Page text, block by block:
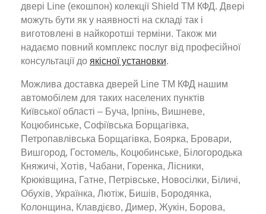
двері Line (екошпон) колекції Shield ТМ КФД. Двері
можуть бути як у наявності на складі так і
виготовлені в найкоротші терміни. Також ми
надаємо повний комплекс послуг від професійної
консультації до якісної установки.
Можлива доставка дверей Line ТМ КФД нашим
автомобілем для таких населених пунктів
Київської області – Буча, Ірпінь, Вишневе,
Коцюбинське, Софіївська Борщагівка,
Петропавлівська Борщагівка, Боярка, Бровари,
Вишгород, Гостомель, Коцюбинське, Білогородька
Княжичі, Хотів, Чабани, Горенка, Лісники,
Крюківщина, Гатне, Петрівське, Новосілки, Біличі,
Обухів, Українка, Лютіж, Бишів, Бородянка,
Колонщина, Клавдієво, Димер, Жукін, Борова,